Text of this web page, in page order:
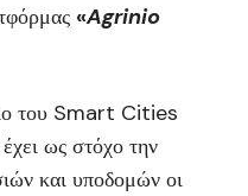
«Agrinio
του Smart Cities
ως στόχο την
και υποδομών οι